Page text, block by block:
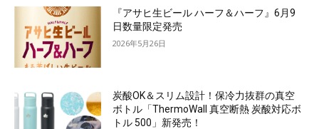
『アサヒ生ビール ハーフ＆ハーフ』6月9
日数量限定発売
2026年5月26日
炭酸OK＆スリム設計！保冷力抜群の真空
ボトル「ThermoWall 真空断熱 炭酸対応ボ
トル 500」新発売！